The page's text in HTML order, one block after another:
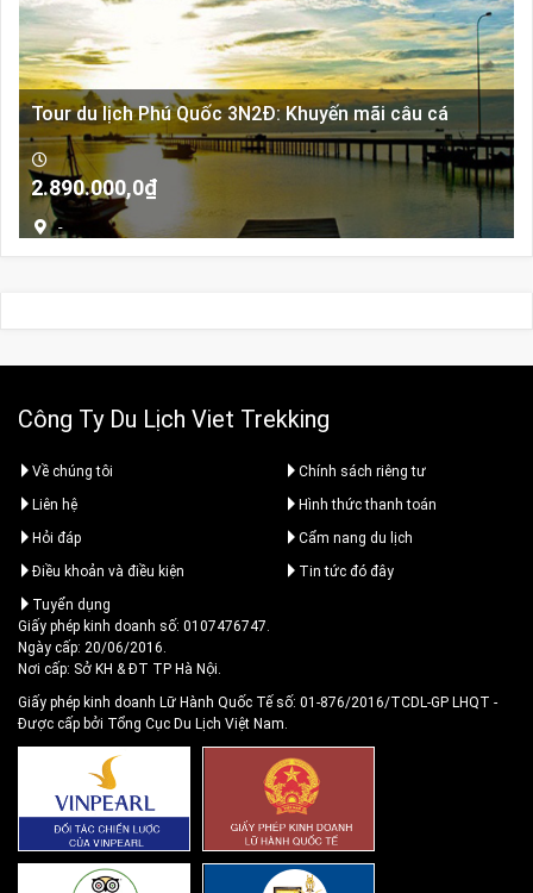
Tour du lịch Phú Quốc 3N2Đ: Khuyến mãi câu cá
2.890.000,0₫
-
Công Ty Du Lịch Viet Trekking
Về chúng tôi
Chính sách riêng tư
Liên hệ
Hình thức thanh toán
Hỏi đáp
Cẩm nang du lịch
Điều khoản và điều kiện
Tin tức đó đây
Tuyển dụng
Giấy phép kinh doanh số: 0107476747.
Ngày cấp: 20/06/2016.
Nơi cấp: Sở KH & ĐT TP Hà Nội.
Giấy phép kinh doanh Lữ Hành Quốc Tế số: 01-876/2016/TCDL-GP LHQT -
Được cấp bởi Tổng Cục Du Lịch Việt Nam.